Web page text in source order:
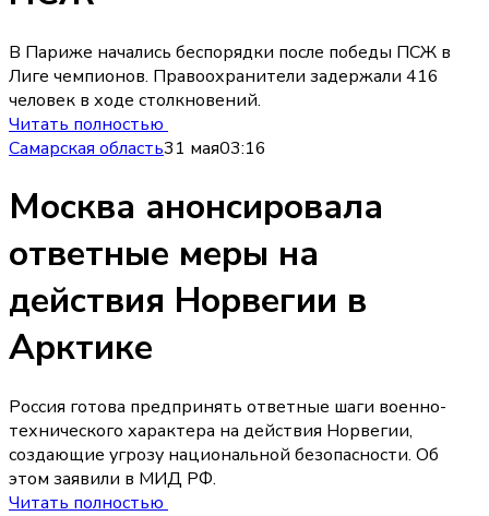
В Париже начались беспорядки после победы ПСЖ в
Лиге чемпионов. Правоохранители задержали 416
человек в ходе столкновений.
Читать полностью
Самарская область31 мая03:16
Москва анонсировала
ответные меры на
действия Норвегии в
Арктике
Россия готова предпринять ответные шаги военно-
технического характера на действия Норвегии,
создающие угрозу национальной безопасности. Об
этом заявили в МИД РФ.
Читать полностью